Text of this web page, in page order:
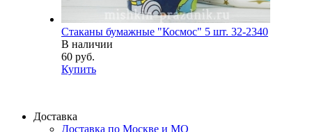
Стаканы бумажные "Космос" 5 шт. 32-2340
В наличии
60 руб.
Купить
Доставка
Доставка по Москве и МО